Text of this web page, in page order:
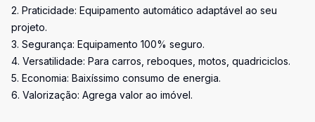
2. Praticidade: Equipamento automático adaptável ao seu
projeto.
3. Segurança: Equipamento 100% seguro.
4. Versatilidade: Para carros, reboques, motos, quadriciclos.
5. Economia: Baixíssimo consumo de energia.
6. Valorização: Agrega valor ao imóvel.